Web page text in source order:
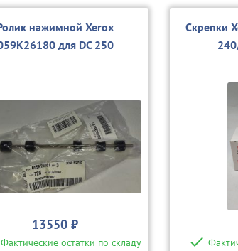
нажимной Xerox
для DC 250
13550 ₽
остатки по складу
Скрепки